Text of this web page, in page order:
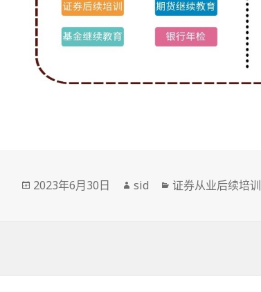
发
2023年6月30日
作
sid
分
证券从业后续培训